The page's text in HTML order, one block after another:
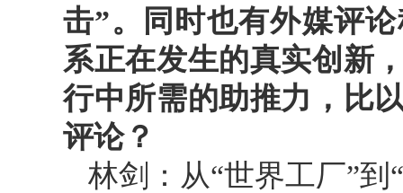
击”。同时也有外媒评
系正在发生的真实创新
行中所需的助推力，比
评论？
林剑：从“世界工厂”到